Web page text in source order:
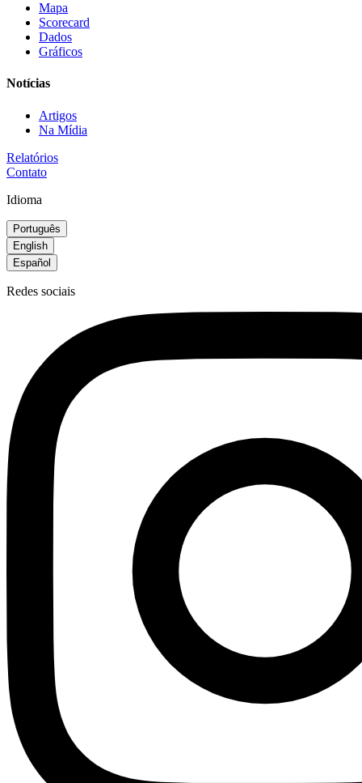
Mapa
Scorecard
Dados
Gráficos
Notícias
Artigos
Na Mídia
Relatórios
Contato
Idioma
Português
English
Español
Redes sociais